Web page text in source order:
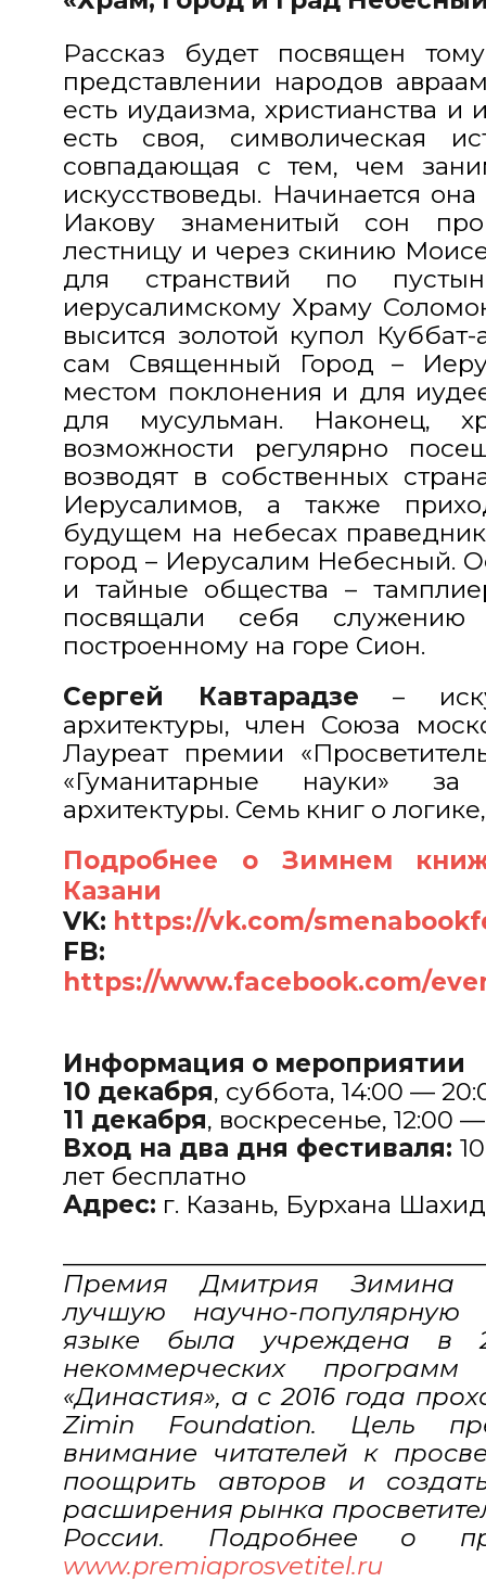
Рассказ будет посвящен
представлении народов
есть иудаизма, христианства
есть своя, символическая
совпадающая с тем, чем
искусствоведы. Начинается
Иакову знаменитый сон
лестницу и через скинию
для странствий по
иерусалимскому Храму
высится золотой купол
сам Священный Город –
местом поклонения и для
для мусульман. Наконец,
возможности регулярно
возводят в собственных
Иерусалимов, а также
будущем на небесах
город – Иерусалим Небесный.
и тайные общества –
посвящали себя
построенному на горе Сион.
Сергей Кавтарадзе –
архитектуры, член Союза
Лауреат премии
«Гуманитарные науки»
архитектуры. Семь книг о
Подробнее о Зимнем
Казани
VK: https://vk.com/
FB:
https://www.facebook.com/
Информация о мероприятии
10 декабря, суббота, 14:00 —
11 декабря, воскресенье, 12:00
Вход на два дня фестиваля:
лет бесплатно
Адрес: г. Казань, Бурхана
Премия Дмитрия Зимина
лучшую научно-
языке была учреждена в
некоммерческих
«Династия», а с 2016 года
Zimin Foundation. Цель
внимание читателей к
поощрить авторов и
расширения рынка
России. Подробнее о
www.premiaprosvetitel.ru